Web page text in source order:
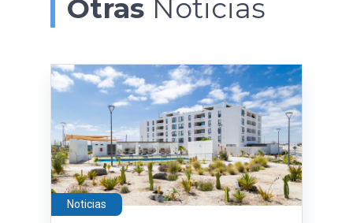
Otras Noticias
Noticias